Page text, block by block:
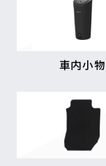
車内小物